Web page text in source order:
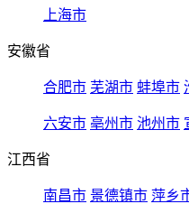
上海市
安徽省
合肥市 芜湖市 蚌埠市
六安市 亳州市 池州市
江西省
南昌市 景德镇市 萍乡